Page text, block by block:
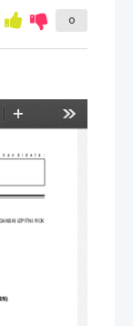
0
IZPITNI ROK